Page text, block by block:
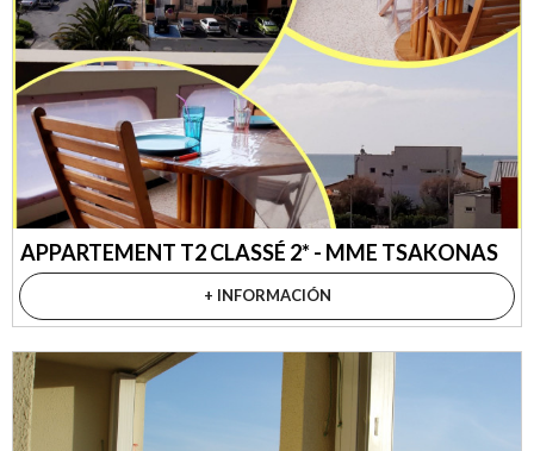
APPARTEMENT T2 CLASSÉ 2* - MME TSAKONAS
+ INFORMACIÓN